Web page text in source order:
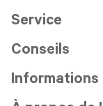
Service
Conseils
Informations